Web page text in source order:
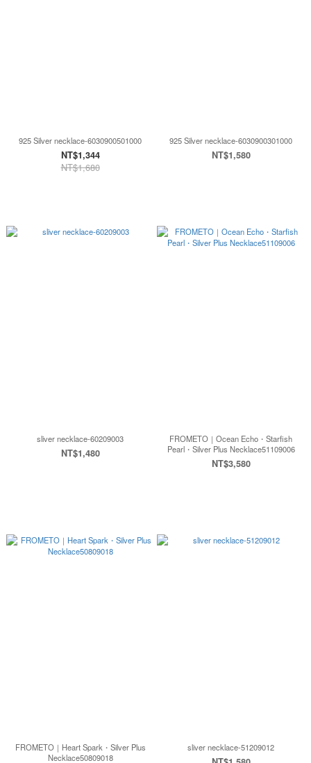
925 Silver necklace-6030900501000
NT$1,344
NT$1,680
925 Silver necklace-6030900301000
NT$1,580
sliver necklace-60209003
NT$1,480
FROMETO｜Ocean Echo・Starfish
Pearl・Silver Plus Necklace51109006
NT$3,580
FROMETO｜Heart Spark・Silver Plus
Necklace50809018
sliver necklace-51209012